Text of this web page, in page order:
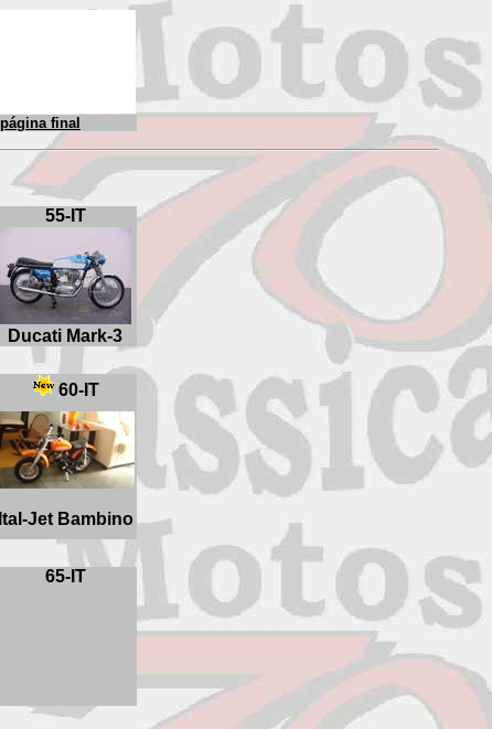
página final
55-IT
Ducati Mark-3
60-IT
Ital-Jet Bambino
65-IT